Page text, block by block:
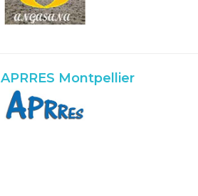
APRRES Montpellier